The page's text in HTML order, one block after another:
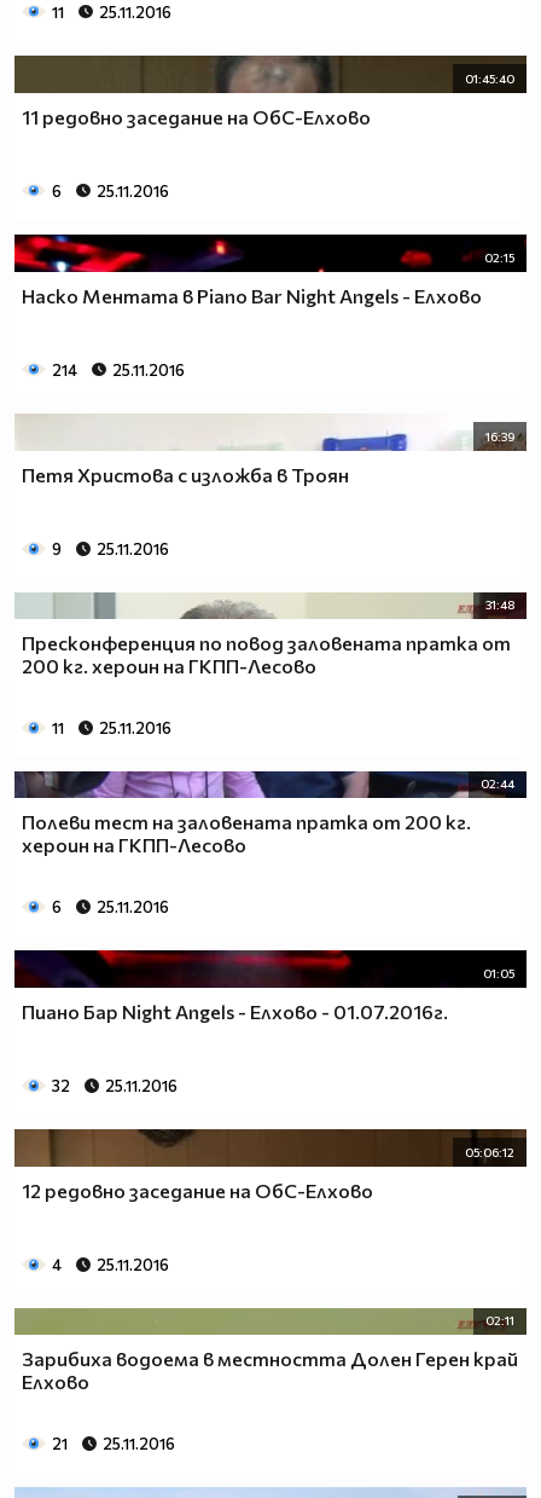
11 25.11.2016
01:45:40
11 редовно заседание на ОбС-Елхово
6 25.11.2016
02:15
Наско Ментата в Piano Bar Night Angels - Елхово
214 25.11.2016
16:39
Петя Христова с изложба в Троян
9 25.11.2016
31:48
Пресконференция по повод заловената пратка от
200 кг. хероин на ГКПП-Лесово
11 25.11.2016
02:44
Полеви тест на заловената пратка от 200 кг.
хероин на ГКПП-Лесово
6 25.11.2016
01:05
Пиано Бар Night Angels - Елхово - 01.07.2016г.
32 25.11.2016
05:06:12
12 редовно заседание на ОбС-Елхово
4 25.11.2016
02:11
Зарибиха водоема в местността Долен Герен край
Елхово
21 25.11.2016